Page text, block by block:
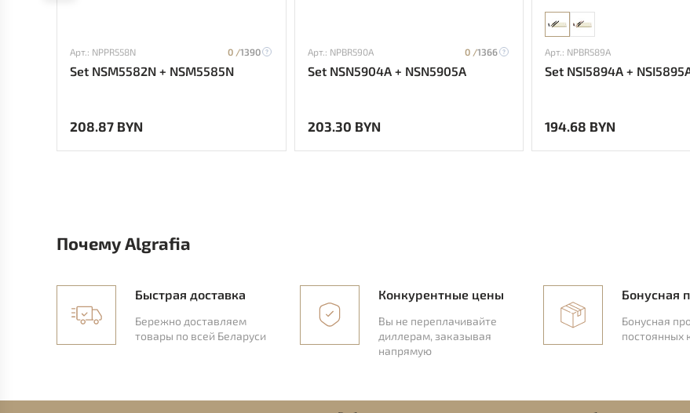
Арт.: NPPR558N 0 /1390
Set NSM5582N + NSM5585N
208.87 BYN
Арт.: NPBR590A 0 /1366
Set NSN5904A + NSN5905A
203.30 BYN
Арт.: NPBR589A
Set NSI5894A +
194.68 BYN
Почему Algrafia
Быстрая доставка
Бережно доставляем
товары по всей Беларуси
Конкурентные цены
Вы не переплачивайте
диллерам, заказывая
напрямую
Бонусная
Бонусная
постоянных